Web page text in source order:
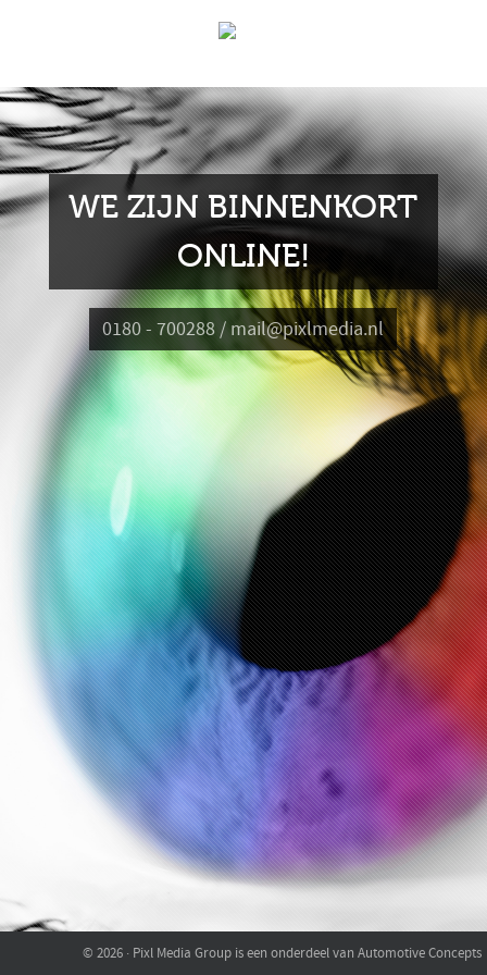
WE ZIJN BINNENKORT
ONLINE!
0180 - 700288 / mail@pixlmedia.nl
© 2026 · Pixl Media Group is een onderdeel van Automotive Concepts